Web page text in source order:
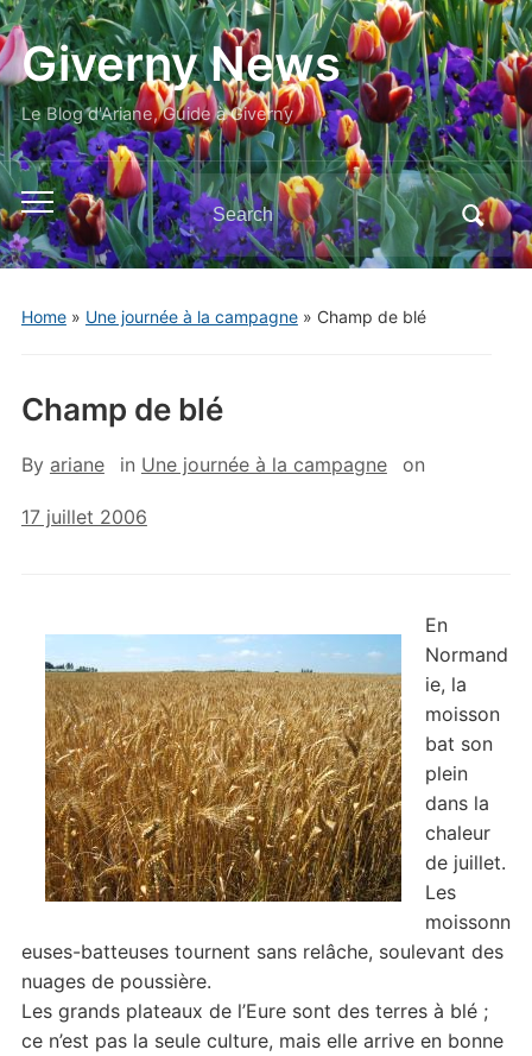
Giverny News
Le Blog d'Ariane, Guide à Giverny
Toggle
mobile
menu
Search
for:
Home» Une journée à la campagne» Champ de blé
Champ de blé
By ariane in Une journée à la campagne on
17 juillet 2006
En
Normand
ie, la
moisson
bat son
plein
dans la
chaleur
de juillet.
Les
moissonn
euses-batteuses tournent sans relâche, soulevant des
nuages de poussière.
Les grands plateaux de l’Eure sont des terres à blé ;
ce n’est pas la seule culture, mais elle arrive en bonne